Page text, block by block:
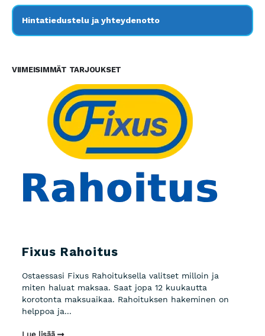
Hintatiedustelu ja yhteydenotto
VIIMEISIMMÄT TARJOUKSET
Fixus Rahoitus
Ostaessasi Fixus Rahoituksella valitset milloin ja
miten haluat maksaa. Saat jopa 12 kuukautta
korotonta maksuaikaa. Rahoituksen hakeminen on
helppoa ja...